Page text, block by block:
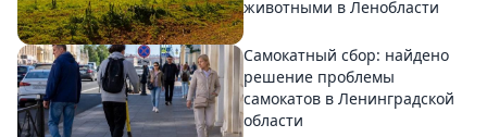
животными в Ленобласти
Самокатный сбор: найдено
решение проблемы
самокатов в Ленинградской
области